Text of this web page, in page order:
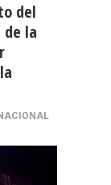
del
la